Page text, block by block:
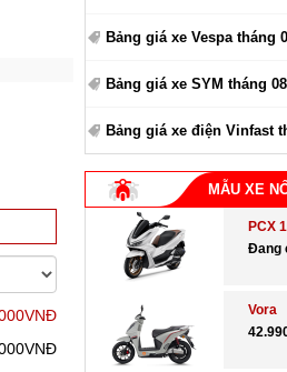
Bảng giá xe Vespa tháng
Bảng giá xe SYM tháng
Bảng giá xe điện Vinfast
MẪU XE
PCX
Đang
Vora